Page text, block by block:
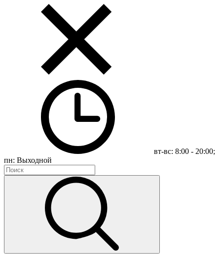
вт-вс: 8:00 - 20:00;
пн: Выходной